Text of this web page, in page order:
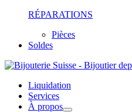
RÉPARATIONS
Pièces
Soldes
Liquidation
Services
À propos